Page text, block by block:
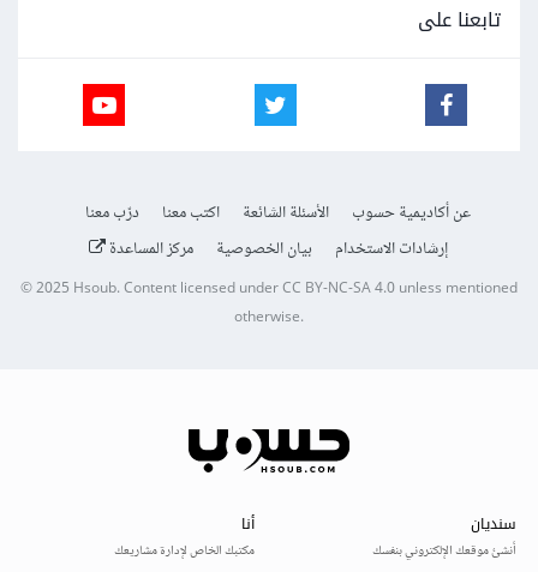
تابعنا على
عن أكاديمية حسوب الأسئلة الشائعة اكتب معنا
درّب معنا
إرشادات الاستخدام
بيان الخصوصية مركز المساعدة
© 2025Hsoub.Content licensed underCC BY-NC-SA 4.0unless mentioned
otherwise.